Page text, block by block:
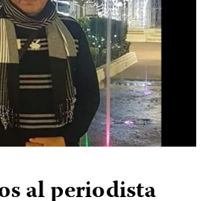
al periodista